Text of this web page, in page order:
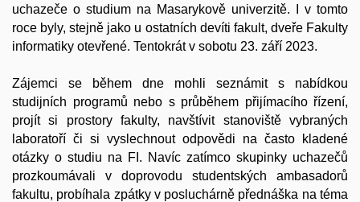
uchazeče o studium na Masarykově univerzitě. I v tomto
roce byly, stejně jako u ostatních devíti fakult, dveře Fakulty
informatiky otevřené. Tentokrát v sobotu 23. září 2023.
Zájemci se během dne mohli seznámit s nabídkou
studijních programů nebo s průběhem přijímacího řízení,
projít si prostory fakulty, navštívit stanoviště vybraných
laboratoří či si vyslechnout odpovědi na často kladené
otázky o studiu na FI. Navíc zatímco skupinky uchazečů
prozkoumávali v doprovodu studentských ambasadorů
fakultu, probíhala zpátky v posluchárně přednáška na téma